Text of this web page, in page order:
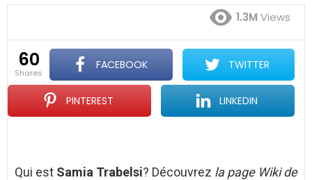
1.3M Views
60
shares
FACEBOOK TWITTER
PINTEREST LINKEDIN
Qui est Samia Trabelsi? Découvrez la page Wiki de